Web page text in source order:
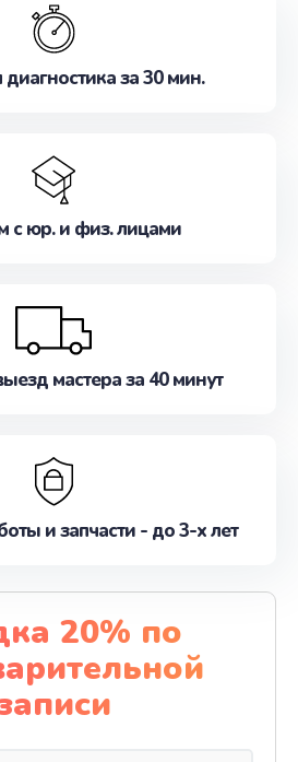
Не медлите записаться на
диагностика за 30 мин.
с юр. и физ. лицами
мастера за 40 минут
и запчасти - до 3-х лет
20% по